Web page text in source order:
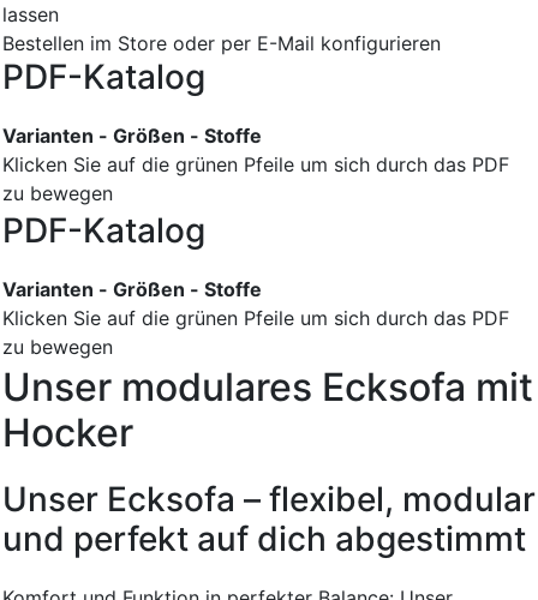
lassen
Bestellen im Store oder per E-Mail konfigurieren
PDF-Katalog
Varianten - Größen - Stoffe
Klicken Sie auf die grünen Pfeile um sich durch das PDF
zu bewegen
PDF-Katalog
Varianten - Größen - Stoffe
Klicken Sie auf die grünen Pfeile um sich durch das PDF
zu bewegen
Unser modulares Ecksofa mit
Hocker
Unser Ecksofa – flexibel, modular
und perfekt auf dich abgestimmt